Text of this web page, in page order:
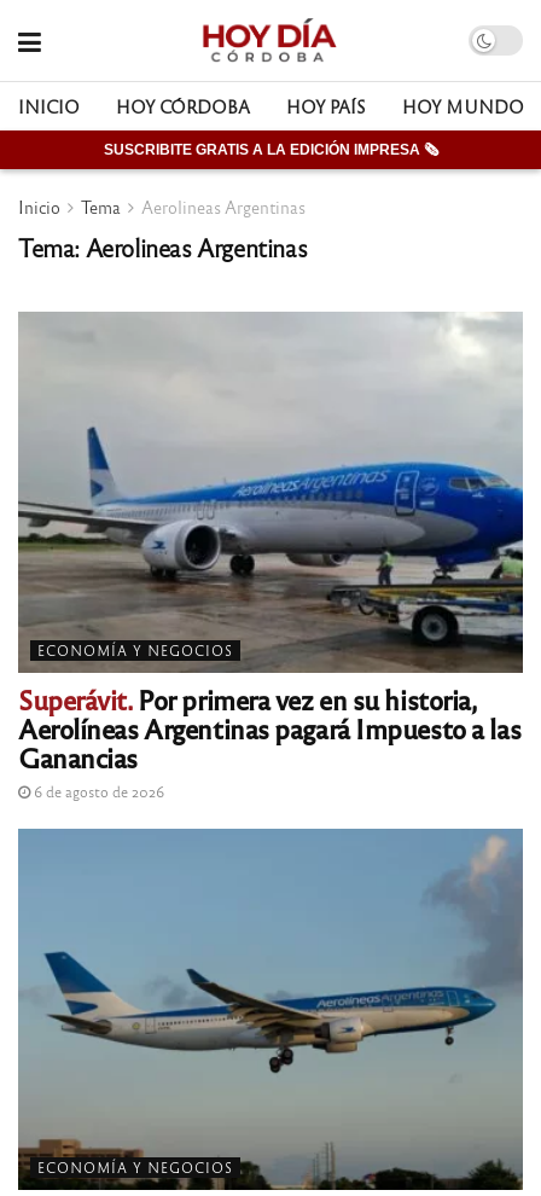
INICIO HOY CÓRDOBA HOY PAÍS HOY MUNDO
SUSCRIBITE GRATIS A LA EDICIÓN IMPRESA 🗞
Inicio Tema Aerolineas Argentinas
Tema: Aerolineas Argentinas
ECONOMÍA Y NEGOCIOS
Superávit.Por primera vez en su historia,
Aerolíneas Argentinas pagará Impuesto a las
Ganancias
6 de agosto de 2026
ECONOMÍA Y NEGOCIOS